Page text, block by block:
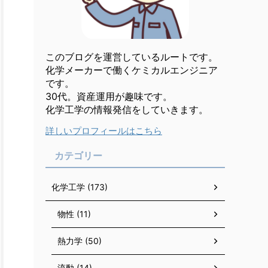
このブログを運営しているルートです。
化学メーカーで働くケミカルエンジニア
です。
30代。資産運用が趣味です。
化学工学の情報発信をしていきます。
詳しいプロフィールはこちら
カテゴリー
化学工学 (173)
物性 (11)
熱力学 (50)